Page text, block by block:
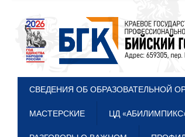
СВЕДЕНИЯ ОБ ОБРАЗОВАТЕЛЬНОЙ
МАСТЕРСКИЕ ЦД